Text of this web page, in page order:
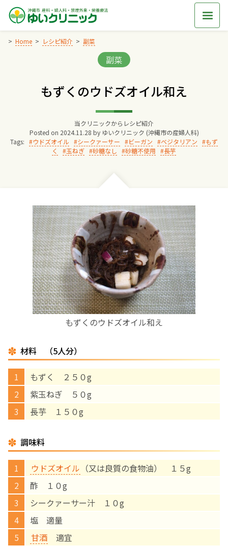
Skip
content
Home レシピ紹介 副菜
Categories:
副菜
もずくのウドズオイル和え
当クリニックからレシピ紹介
Posted on 2024.11.28 by ゆいクリニック (沖縄市の産婦人科)
Tags:
ウドズオイル シークァーサー ビーガン ベジタリアン
もず
く
玉ねぎ 砂糖なし 砂糖不使用 長芋
もずくのウドズオイル和え
材料 （5人分）
もずく ２５０g
紫玉ねぎ ５０g
長芋 １５０g
調味料
ウドズオイル （又は良質の食物油） １５g
酢 １０g
シークァーサー汁 １０g
塩 適量
甘酒 適宜
院長からのごあいさつ
妊婦健診
お産について
親と子の結びつき支援
母乳育児
その他の診療内容
‘さんルーム’ でさまざまな講座・クラス
遠方にお住まいで当院での出産を希望される方へ
医師プロフィール